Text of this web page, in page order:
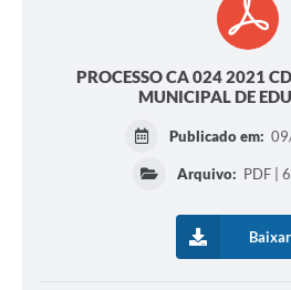
PROCESSO CA 024 2021
MUNICIPAL DE
Publicado em:
Arquivo: PDF |
Baixar